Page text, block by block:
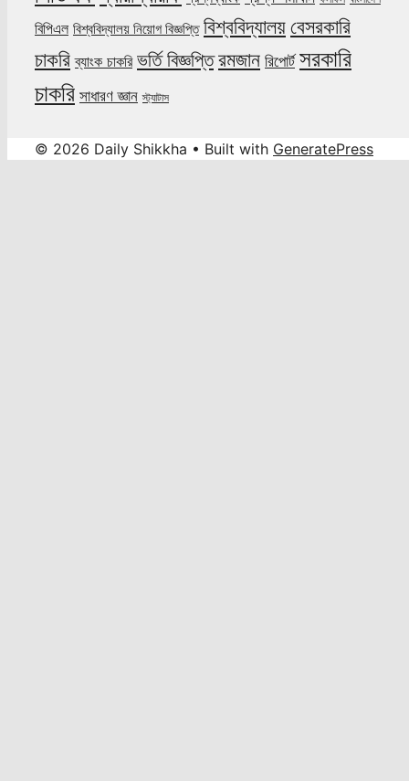
বিপিএল বিশ্ববিদ্যালয় নিয়োগ বিজ্ঞপ্তি বিশ্ববিদ্যালয়বেসরকারি
চাকরি ব্যাংক চাকরি ভর্তি বিজ্ঞপ্তিরমজান রিপোর্ট সরকারি
চাকরি সাধারণ জ্ঞান স্ট্যাটাস
© 2026 Daily Shikkha • Built with GeneratePress